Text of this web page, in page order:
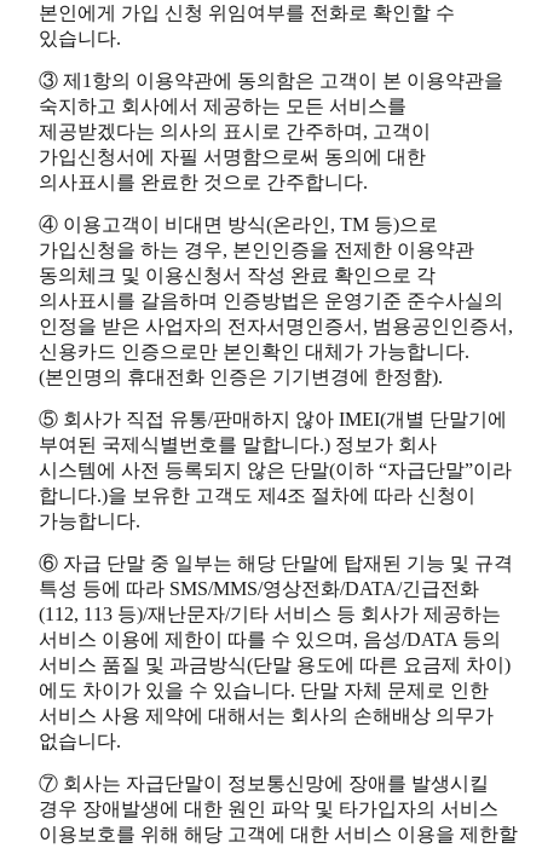
본인에게 가입 신청 위임여부를 전화로 확인할 수
있습니다.
③ 제1항의 이용약관에 동의함은 고객이 본 이용약관을
숙지하고 회사에서 제공하는 모든 서비스를
제공받겠다는 의사의 표시로 간주하며, 고객이
가입신청서에 자필 서명함으로써 동의에 대한
의사표시를 완료한 것으로 간주합니다.
④ 이용고객이 비대면 방식(온라인, TM 등)으로
가입신청을 하는 경우, 본인인증을 전제한 이용약관
동의체크 및 이용신청서 작성 완료 확인으로 각
의사표시를 갈음하며 인증방법은 운영기준 준수사실의
인정을 받은 사업자의 전자서명인증서, 범용공인인증서,
신용카드 인증으로만 본인확인 대체가 가능합니다.
(본인명의 휴대전화 인증은 기기변경에 한정함).
⑤ 회사가 직접 유통/판매하지 않아 IMEI(개별 단말기에
부여된 국제식별번호를 말합니다.) 정보가 회사
시스템에 사전 등록되지 않은 단말(이하 “자급단말”이라
합니다.)을 보유한 고객도 제4조 절차에 따라 신청이
가능합니다.
⑥ 자급 단말 중 일부는 해당 단말에 탑재된 기능 및 규격
특성 등에 따라 SMS/MMS/영상전화/DATA/긴급전화
(112, 113 등)/재난문자/기타 서비스 등 회사가 제공하는
서비스 이용에 제한이 따를 수 있으며, 음성/DATA 등의
서비스 품질 및 과금방식(단말 용도에 따른 요금제 차이)
에도 차이가 있을 수 있습니다. 단말 자체 문제로 인한
서비스 사용 제약에 대해서는 회사의 손해배상 의무가
없습니다.
⑦ 회사는 자급단말이 정보통신망에 장애를 발생시킬
경우 장애발생에 대한 원인 파악 및 타가입자의 서비스
이용보호를 위해 해당 고객에 대한 서비스 이용을 제한할